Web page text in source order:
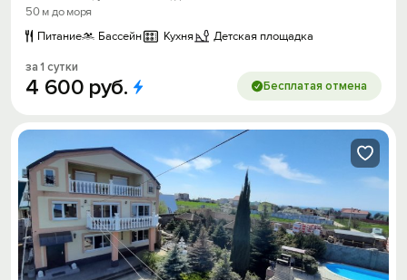
50 м до моря
Питание
Бассейн Кухня Детская площадка
за 1 сутки
4 600 руб. Бесплатая отмена